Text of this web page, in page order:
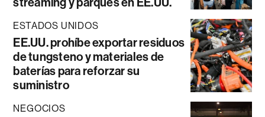
ESTADOS UNIDOS
EE.UU. prohíbe exportar residuos
de tungsteno y materiales de
baterías para reforzar su
suministro
NEGOCIOS